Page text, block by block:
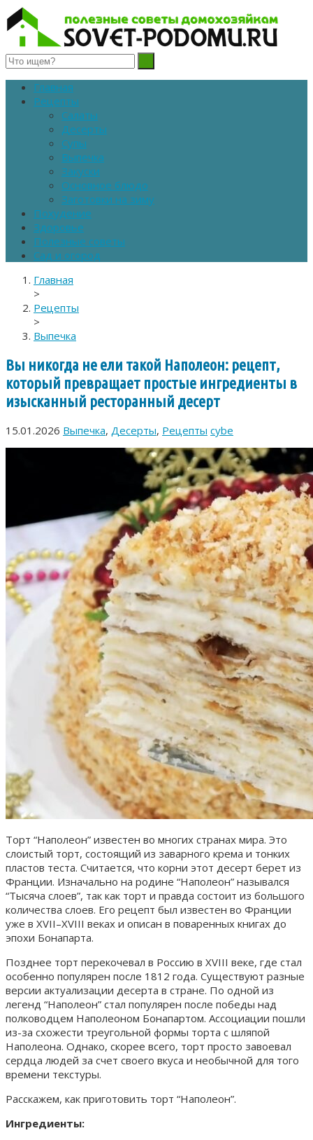
Полезные советы домохозяйкам
Главная
Рецепты
Салаты
Десерты
Супы
Выпечка
Закуски
Основное блюдо
Заготовки на зиму
Похудение
Здоровье
Полезные советы
Сад и огород
Главная
>
Рецепты
>
Выпечка
Вы никогда не ели такой Наполеон: рецепт,
который превращает простые ингредиенты в
изысканный ресторанный десерт
15.01.2026 Выпечка, Десерты, Рецепты cybe
Торт “Наполеон” известен во многих странах мира. Это
слоистый торт, состоящий из заварного крема и тонких
пластов теста. Считается, что корни этот десерт берет из
Франции. Изначально на родине “Наполеон” назывался
“Тысяча слоев”, так как торт и правда состоит из большого
количества слоев. Его рецепт был известен во Франции
уже в XVII–XVIII веках и описан в поваренных книгах до
эпохи Бонапарта.
Позднее торт перекочевал в Россию в XVIII веке, где стал
особенно популярен после 1812 года. Существуют разные
версии актуализации десерта в стране. По одной из
легенд “Наполеон” стал популярен после победы над
полководцем Наполеоном Бонапартом. Ассоциации пошли
из-за схожести треугольной формы торта с шляпой
Наполеона. Однако, скорее всего, торт просто завоевал
сердца людей за счет своего вкуса и необычной для того
времени текстуры.
Расскажем, как приготовить торт “Наполеон”.
Ингредиенты: